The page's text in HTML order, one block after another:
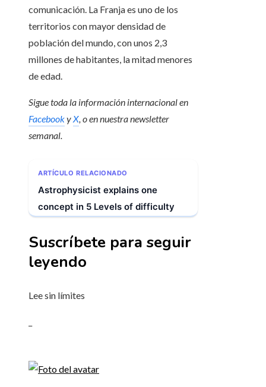
comunicación. La Franja es uno de los
territorios con mayor densidad de
población del mundo, con unos 2,3
millones de habitantes, la mitad menores
de edad.
Sigue toda la información internacional en
FacebookyX, o ennuestra newsletter
semanal.
ARTÍCULO RELACIONADO
Astrophysicist explains one
concept in 5 Levels of difficulty
Suscríbete para seguir
leyendo
Lee sin límites